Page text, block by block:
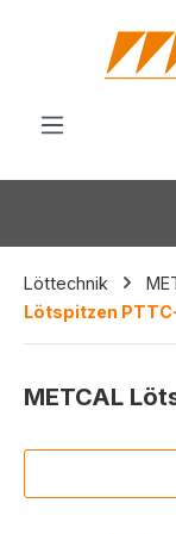
springen
Löttechnik
Lötspitzen
METCAL